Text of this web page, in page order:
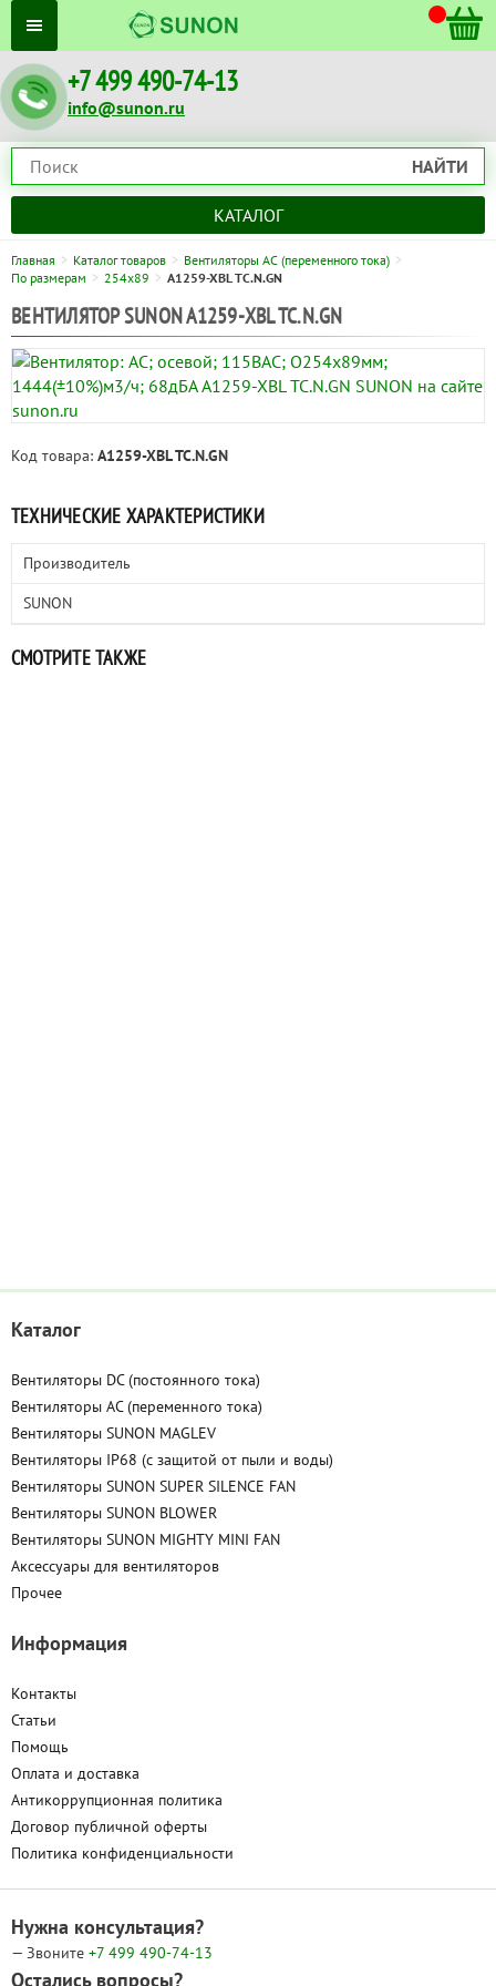
+7 499 490-74-13
info@sunon.ru
НАЙТИ
КАТАЛОГ
Главная Каталог товаров
Вентиляторы AC (переменного тока)
По размерам
254x89 A1259-XBL TC.N.GN
ВЕНТИЛЯТОР SUNON A1259-XBL TC.N.GN
Код товара: A1259-XBL TC.N.GN
ТЕХНИЧЕСКИЕ ХАРАКТЕРИСТИКИ
Производитель
SUNON
СМОТРИТЕ ТАКЖЕ
Каталог
Вентиляторы DC (постоянного тока)
Вентиляторы AC (переменного тока)
Вентиляторы SUNON MAGLEV
Вентиляторы IP68 (c защитой от пыли и воды)
Вентиляторы SUNON SUPER SILENCE FAN
Вентиляторы SUNON BLOWER
Вентиляторы SUNON MIGHTY MINI FAN
Аксессуары для вентиляторов
Прочее
Информация
Контакты
Статьи
Помощь
Оплата и доставка
Антикоррупционная политика
Договор публичной оферты
Политика конфиденциальности
Нужна консультация?
— Звоните +7 499 490-74-13
Остались вопросы?